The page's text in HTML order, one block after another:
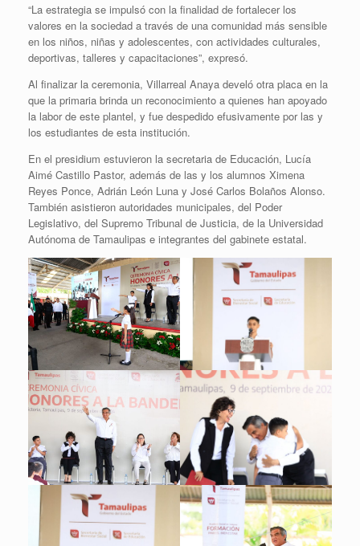
“La estrategia se impulsó con la finalidad de fortalecer los
valores en la sociedad a través de una comunidad más sensible
en los niños, niñas y adolescentes, con actividades culturales,
deportivas, talleres y capacitaciones”, expresó.
Al finalizar la ceremonia, Villarreal Anaya develó otra placa en la
que la primaria brinda un reconocimiento a quienes han apoyado
la labor de este plantel, y fue despedido efusivamente por las y
los estudiantes de esta institución.
En el presidium estuvieron la secretaria de Educación, Lucía
Aimé Castillo Pastor, además de las y los alumnos Ximena
Reyes Ponce, Adrián León Luna y José Carlos Bolaños Alonso.
También asistieron autoridades municipales, del Poder
Legislativo, del Supremo Tribunal de Justicia, de la Universidad
Autónoma de Tamaulipas e integrantes del gabinete estatal.